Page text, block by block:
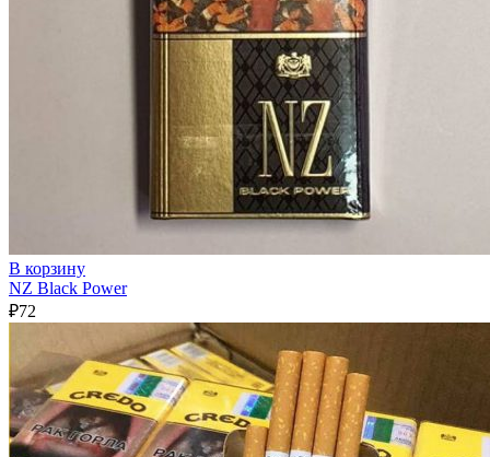
В корзину
NZ Black Power
₽72